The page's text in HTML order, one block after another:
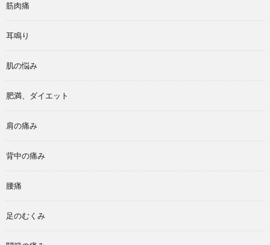
筋肉痛
耳鳴り
肌の悩み
肥満、ダイエット
肩の痛み
背中の痛み
腰痛
足のむくみ